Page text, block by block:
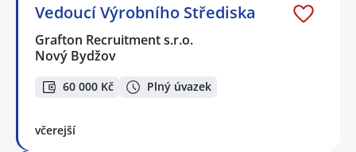
Vedoucí Výrobního Střediska
Grafton Recruitment s.r.o.
Nový Bydžov
60 000 Kč Plný úvazek
včerejší